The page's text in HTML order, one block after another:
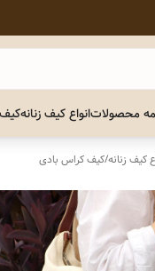
محصولاتانواع کیف زنانه
کیف زنانه/کیف کراس بادی